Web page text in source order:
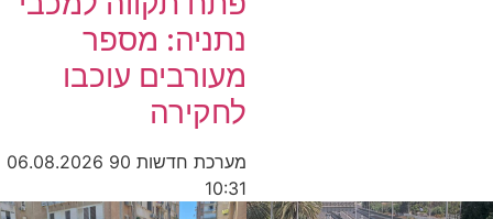
נתניה: מספר
מעורבים עוכבו
לחקירה
מערכת חדשות 90
06.08.2026
10:31